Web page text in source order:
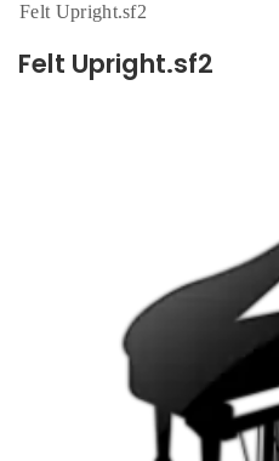
Felt Upright.sf2
Felt Upright.sf2